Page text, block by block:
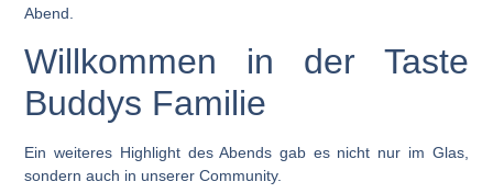
Abend.
Willkommen in der Taste
Buddys Familie
Ein weiteres Highlight des Abends gab es nicht nur im Glas,
sondern auch in unserer Community.